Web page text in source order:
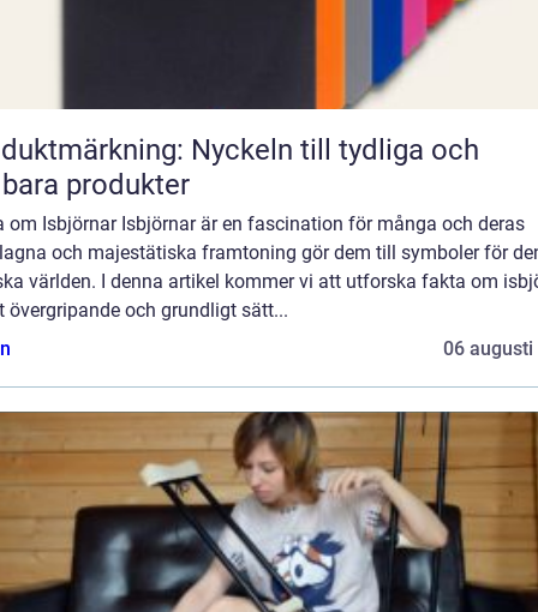
Nyckeln till tydliga och
produkter
om Isbjörnar Isbjörnar är en fascination för många och deras
och majestätiska framtoning gör dem till symboler för
världen. I denna artikel kommer vi att utforska fakta om
övergripande och grundligt sätt...
06 augusti